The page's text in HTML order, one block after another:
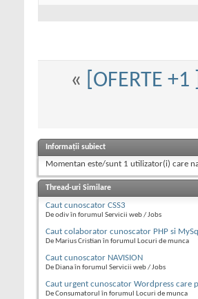
«
[OFERTE
Informații subiect
Momentan este/sunt 1 utilizator(i) care
Thread-uri Similare
Caut cunoscator CSS3
De odiv în forumul Servicii web / Jobs
Caut colaborator cunoscator PHP si MySql
De Marius Cristian în forumul Locuri de munca
Caut cunoscator NAVISION
De Diana în forumul Servicii web / Jobs
Caut urgent cunoscator Wordpress care
De Consumatorul în forumul Locuri de munca